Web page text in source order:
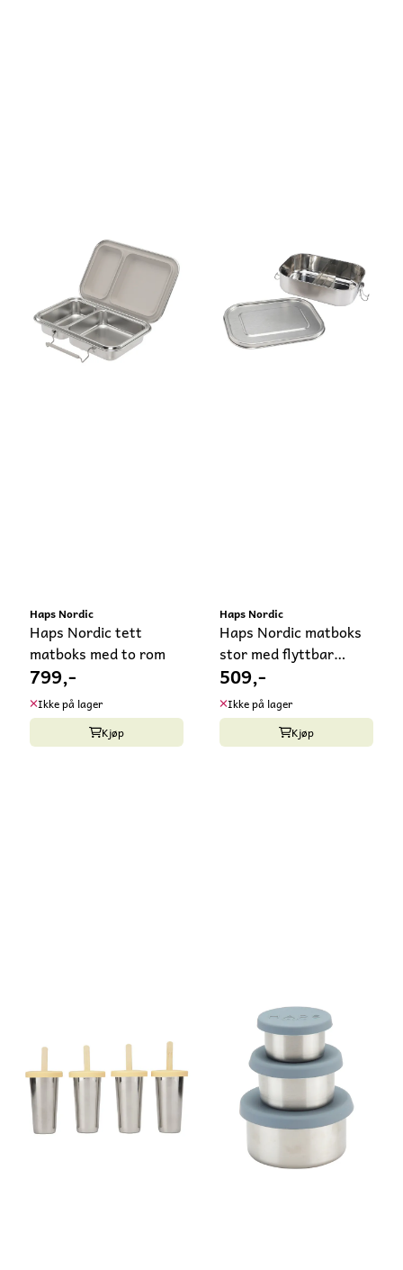
Haps Nordic
Haps Nordic tett
matboks med to rom
799,-
Ikke på lager
Kjøp
Haps Nordic
Haps Nordic matboks
stor med flyttbar
inndeler
509,-
Ikke på lager
Kjøp